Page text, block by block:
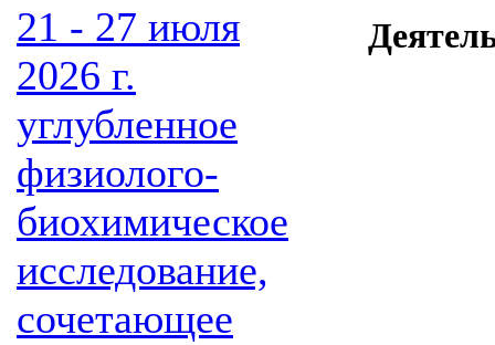
21 - 27 июля
2026 г.
углубленное
физиолого-
биохимическое
исследование,
сочетающее